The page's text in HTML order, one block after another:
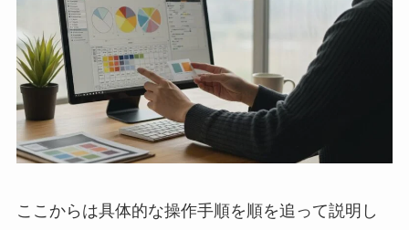
ここからは具体的な操作手順を順を追って説明し